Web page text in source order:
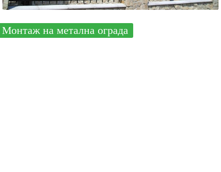
Монтаж на метална ограда